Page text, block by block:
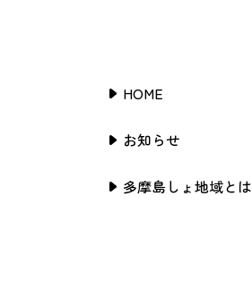
HOME
お知らせ
多摩島しょ地域とは